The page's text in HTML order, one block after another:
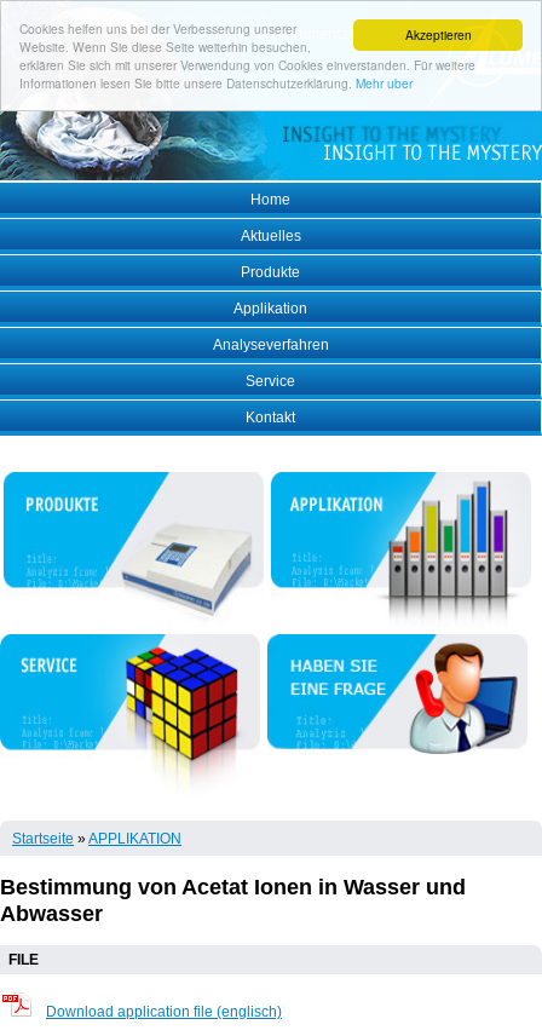
Akzeptieren
Cookies helfen uns bei der Verbesserung unserer
Website. Wenn Sie diese Seite weiterhin besuchen,
erklären Sie sich mit unserer Verwendung von Cookies einverstanden. Für weitere
Informationen lesen Sie bitte unsere Datenschutzerklärung. Mehr uber
Home
Aktuelles
Produkte
Applikation
Analyseverfahren
Service
Kontakt
Startseite »APPLIKATION
Bestimmung von Acetat Ionen in Wasser und
Abwasser
FILE
Download application file (englisсh)